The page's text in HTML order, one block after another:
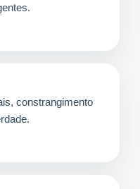
constrangimento